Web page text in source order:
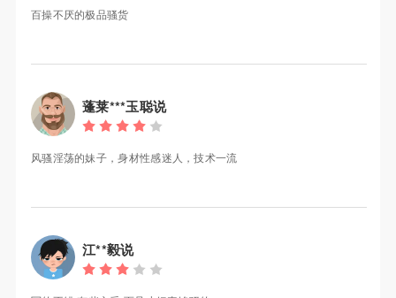
百操不厌的极品骚货
蓬莱***玉聪说
风骚淫荡的妹子，身材性感迷人，技术一流
江**毅说